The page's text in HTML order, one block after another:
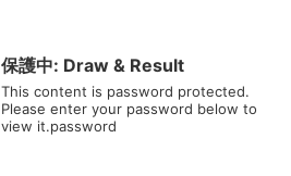
保護中: Draw & Result
This content is password protected.
Please enter your password below to
view it.password